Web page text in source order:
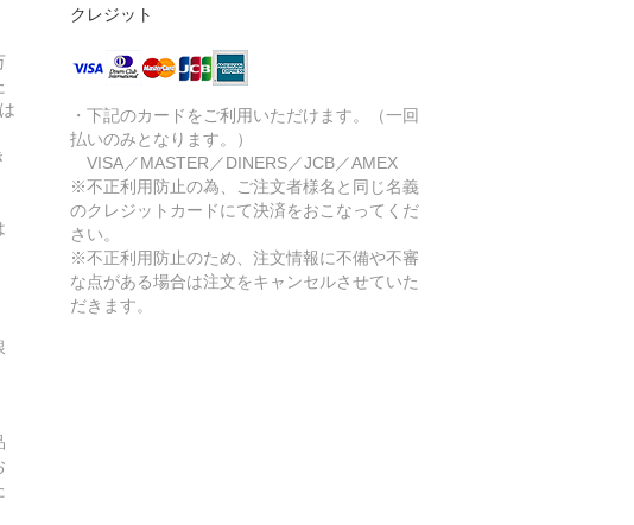
クレジット
・下記のカードをご利用いただけます。（一回
払いのみとなります。）
VISA／MASTER／DINERS／JCB／AMEX
※不正利用防止の為、ご注文者様名と同じ名義
のクレジットカードにて決済をおこなってくだ
さい。
※不正利用防止のため、注文情報に不備や不審
な点がある場合は注文をキャンセルさせていた
だきます。